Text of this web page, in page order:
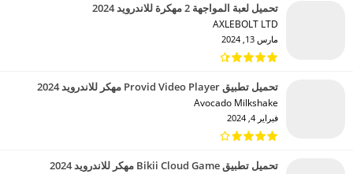
تحميل لعبة المواجهة 2 مهكرة للاندرويد 2024
AXLEBOLT LTD‏
مارس 13, 2024
تحميل تطبيق Provid Video Player مهكر للاندرويد 2024
Avocado Milkshake‏
فبراير 4, 2024
تحميل تطبيق Bikii Cloud Game مهكر للاندرويد 2024